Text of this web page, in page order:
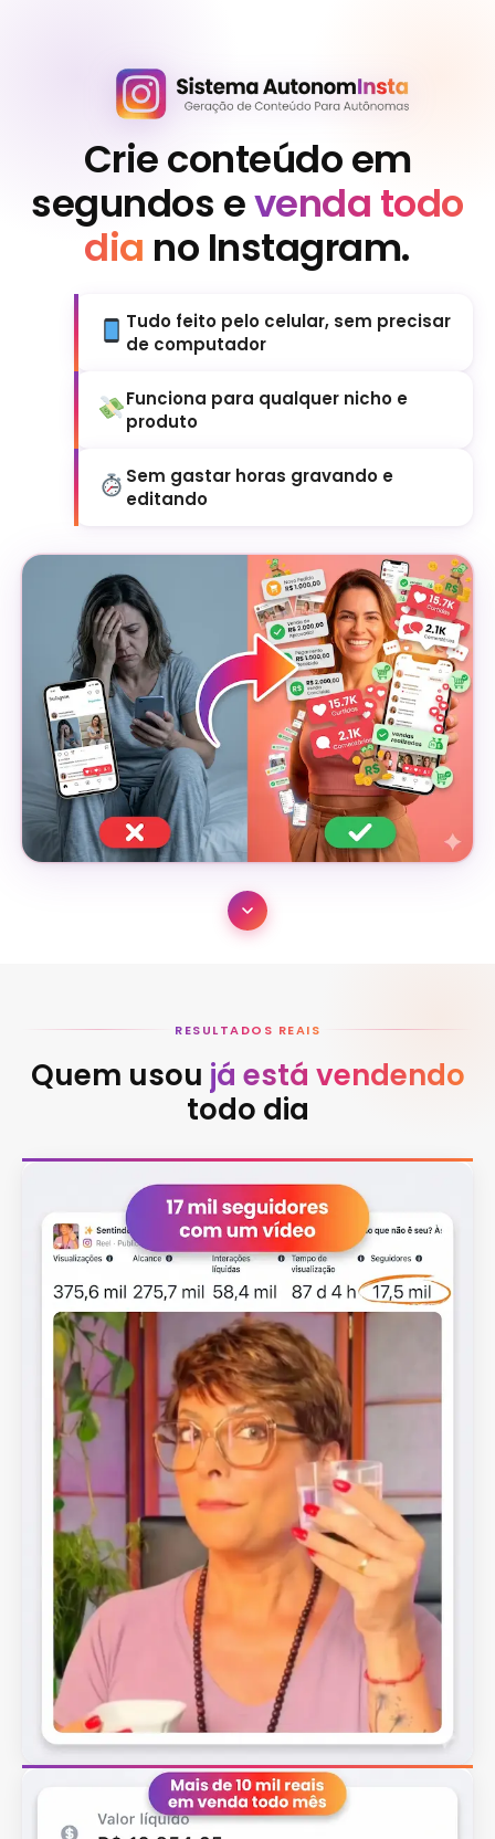
Crie conteúdo em
segundos evenda todo
dia no Instagram.
Tudo feito pelo celular, sem precisar
de computador
Funciona para qualquer nicho e
produto
Sem gastar horas gravando e
editando
RESULTADOS REAIS
Quem usou já está vendendo
todo dia